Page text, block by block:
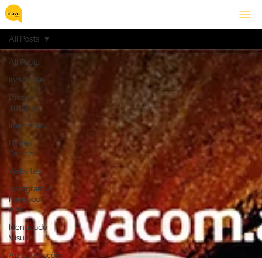
All Posts
Inovacase
Dicas e
Tutoriais
Impressos
Redes
Sociais
Websites
Instagram e
Facebook
Ads
Identidade
Visual
Apresentações
All Posts